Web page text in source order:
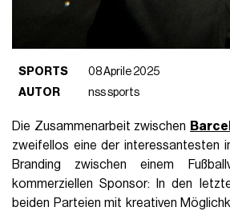
SPORTS
08 Aprile 2025
AUTOR
nss sports
Die Zusammenarbeit zwischen
zweifellos eine der interessantesten
Branding zwischen einem
kommerziellen Sponsor: In den
beiden Parteien mit kreativen